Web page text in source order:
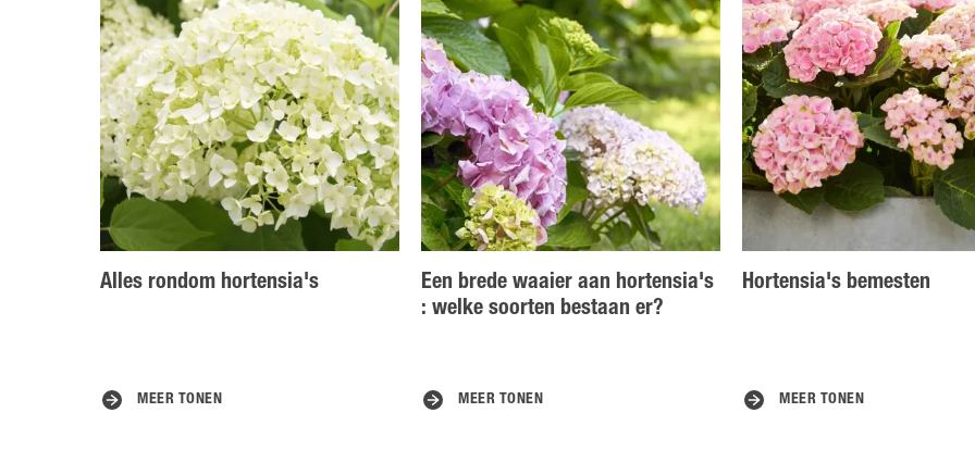
Alles rondom hortensia's
MEER TONEN
Een brede waaier aan hortensia's
: welke soorten bestaan er?
MEER TONEN
Hortensia's bemesten
MEER TONEN